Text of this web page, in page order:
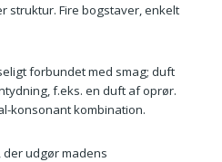
struktur. Fire bogstaver, enkelt
forbundet med smag; duft
f.eks. en duft af oprør.
konsonant kombination.
der udgør madens